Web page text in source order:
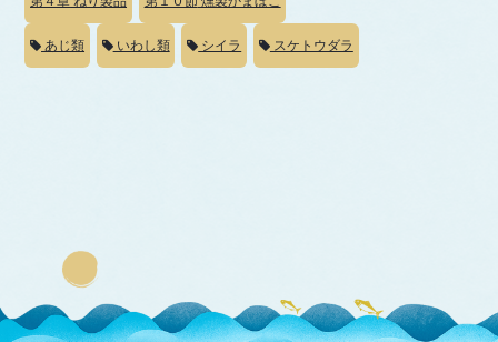
あじ類 いわし類 シイラ スケトウダラ